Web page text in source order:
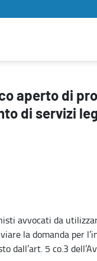
per
aperto di
di servizi
avvocati da
la domanda per
dall’art. 5 co.3